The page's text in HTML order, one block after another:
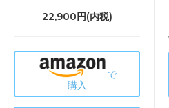
22,900円(内税)
で
購入